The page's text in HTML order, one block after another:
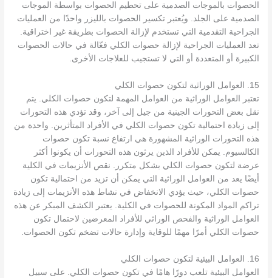
الحصوات بالموجات الصدمية على تحطيم الحصوات بواسطة الموجات
الصدمية على الجلد. ويُعتبر تكسير الحصوات بالليزر واحدًا من العمليات
الجراحية التقدمية التي تستخدم لإزالة الحصوات بطريقة غير اختراقية.
تعد العمليات الجراحية لإزالة حصوات الكلي فعّالة في حالات الحصوات
الكبيرة أو المتعددة أو التي لا تستجيب للعلاجات الأخرى.
15. العوامل الوراثية لتكون حصوات الكلي
تعتبر العوامل الوراثية من العوامل المهمة لتكون حصوات الكلي. يتم
نقل بعض التحورات الجينية من جيل إلى آخر، وقد تؤدي هذه التحورات
إلى زيادة احتمالية تكون حصوات الكلي في الأفراد المتأثرين. واحدة من
هذه التحورات الوراثية المشهورة هي ارتفاع نسبة تكون حصوات
الكالسيوم. يمكن للأفراد الذين يرثون هذه التحورات أن يكونوا أكثر
عرضة لتكون حصوات الكلي بشكل متكرر. نقص الأنزيمات في الكلية
أيضًا يعد من العوامل الوراثية التي يمكن أن تزيد من احتمالية تكون
حصوات الكلي، حيث يؤدي الانخفاض في نشاط هذه الأنزيمات إلى زيادة
تراكم المواد المكونة للحصوات في الكلية. يعتبر الكشف المبكر عن هذه
العوامل الوراثية والفحص الوراثي للأفراد المعرضين لاحتمال تكون
حصوات الكلي أمرًا مهمًا للوقاية وإدارة حالات تضخم تكون الحصوات.
16. العوامل البيئية لتكون حصوات الكلي
العوامل البيئية تلعب دورًا هامًا في تكون حصوات الكلي. على سبيل